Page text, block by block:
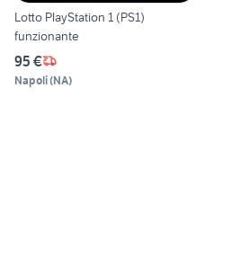
Lotto PlayStation 1 (PS1)
funzionante
95 €
Napoli(NA)